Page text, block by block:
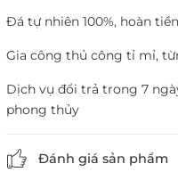
Đá tự nhiên 100%, hoàn
Gia công thủ công tỉ mỉ,
Dịch vụ đổi trả trong 7
phong thủy
Đánh giá sản phẩm